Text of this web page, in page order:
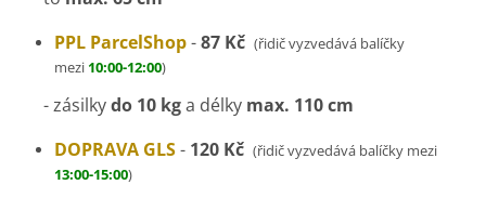
PPL ParcelShop-87 Kč (řidič vyzvedává balíčky
mezi 10:00-12:00)
- zásilkydo 10 kga délky max. 110 cm
DOPRAVA GLS- 120 Kč (řidič vyzvedává balíčky mezi
13:00-15:00)